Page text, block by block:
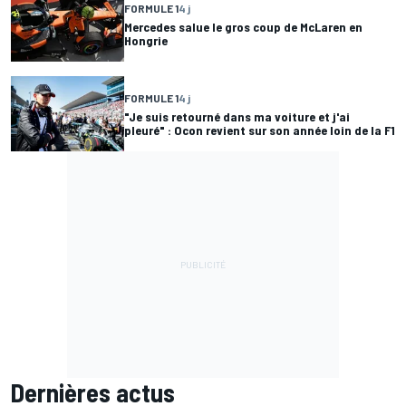
FORMULE 14 j
Mercedes salue le gros coup de McLaren en
Hongrie
FORMULE 14 j
"Je suis retourné dans ma voiture et j'ai
pleuré" : Ocon revient sur son année loin de la F1
Dernières actus